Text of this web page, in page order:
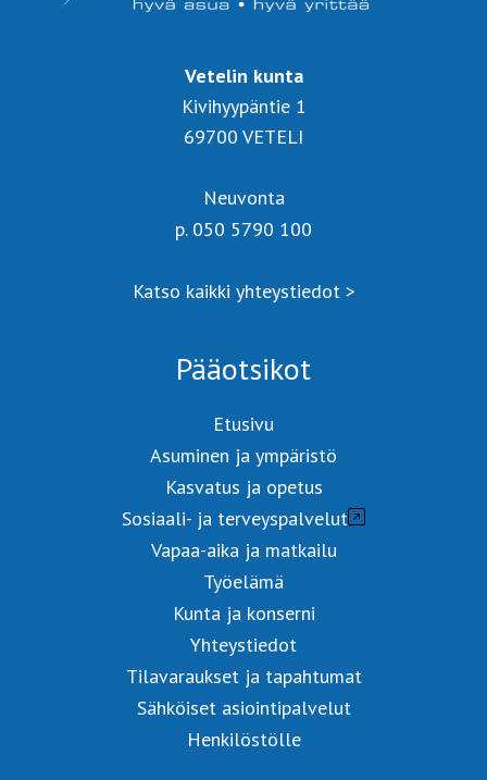
Vetelin kunta
Kivihyypäntie 1
69700 VETELI
Neuvonta
p. 050 5790 100
Katso kaikki yhteystiedot >
Pääotsikot
Etusivu
Asuminen ja ympäristö
Kasvatus ja opetus
Sosiaali- ja terveyspalvelut
Vapaa-aika ja matkailu
Työelämä
Kunta ja konserni
Yhteystiedot
Tilavaraukset ja tapahtumat
Sähköiset asiointipalvelut
Henkilöstölle